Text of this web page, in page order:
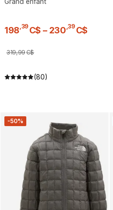
198,39 C$ – 230,39 C$
319,99C$
(80)
-50%